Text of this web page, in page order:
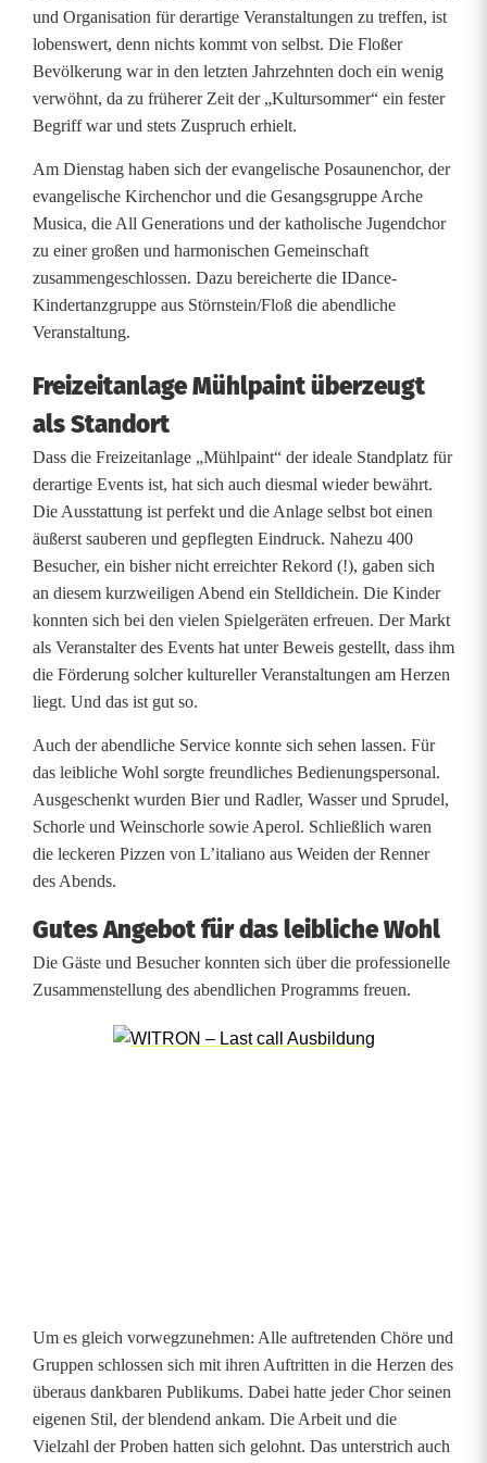
i
S
o
m
m
e
s
r
e
n
a
d
e
i
n
l
o
ß
und Organisation für derartige Veranstaltungen zu treffen, ist
lobenswert, denn nichts kommt von selbst. Die Floßer
Bevölkerung war in den letzten Jahrzehnten doch ein wenig
verwöhnt, da zu früherer Zeit der „Kultursommer“ ein fester
Begriff war und stets Zuspruch erhielt.
Am Dienstag haben sich der evangelische Posaunenchor, der
evangelische Kirchenchor und die Gesangsgruppe Arche
Musica, die All Generations und der katholische Jugendchor
zu einer großen und harmonischen Gemeinschaft
zusammengeschlossen. Dazu bereicherte die IDance-
Kindertanzgruppe aus Störnstein/Floß die abendliche
Veranstaltung.
Freizeitanlage Mühlpaint überzeugt
als Standort
Dass die Freizeitanlage „Mühlpaint“ der ideale Standplatz für
derartige Events ist, hat sich auch diesmal wieder bewährt.
Die Ausstattung ist perfekt und die Anlage selbst bot einen
äußerst sauberen und gepflegten Eindruck. Nahezu 400
Besucher, ein bisher nicht erreichter Rekord (!), gaben sich
an diesem kurzweiligen Abend ein Stelldichein. Die Kinder
konnten sich bei den vielen Spielgeräten erfreuen. Der Markt
als Veranstalter des Events hat unter Beweis gestellt, dass ihm
die Förderung solcher kultureller Veranstaltungen am Herzen
liegt. Und das ist gut so.
Auch der abendliche Service konnte sich sehen lassen. Für
das leibliche Wohl sorgte freundliches Bedienungspersonal.
Ausgeschenkt wurden Bier und Radler, Wasser und Sprudel,
Schorle und Weinschorle sowie Aperol. Schließlich waren
die leckeren Pizzen von L’italiano aus Weiden der Renner
des Abends.
Gutes Angebot für das leibliche Wohl
Die Gäste und Besucher konnten sich über die professionelle
Zusammenstellung des abendlichen Programms freuen.
Um es gleich vorwegzunehmen: Alle auftretenden Chöre und
Gruppen schlossen sich mit ihren Auftritten in die Herzen des
überaus dankbaren Publikums. Dabei hatte jeder Chor seinen
eigenen Stil, der blendend ankam. Die Arbeit und die
Vielzahl der Proben hatten sich gelohnt. Das unterstrich auch